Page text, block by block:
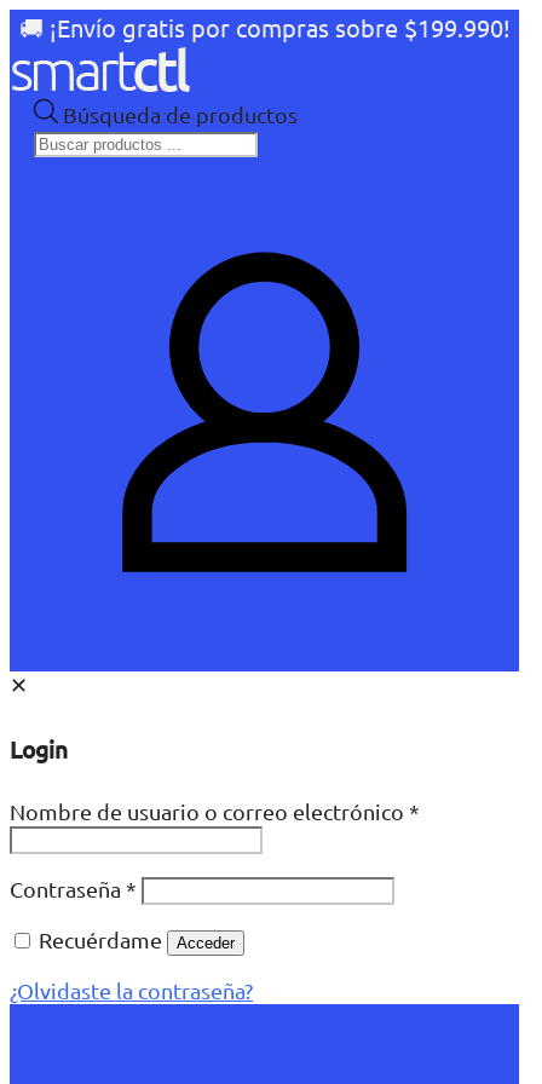
🚚 ¡Envío gratis por compras sobre $199.990!
Búsqueda de productos
✕
Login
Nombre de usuario o correo electrónico *
Contraseña *
Recuérdame
Acceder
¿Olvidaste la contraseña?